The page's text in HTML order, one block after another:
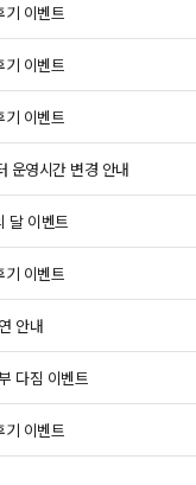
기 이벤트
기 이벤트
기 이벤트
운영시간 변경 안내
달 이벤트
기 이벤트
안내
다짐 이벤트
기 이벤트